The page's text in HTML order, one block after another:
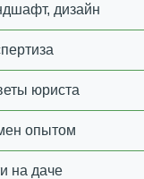
дизайн
юриста
опытом
на даче